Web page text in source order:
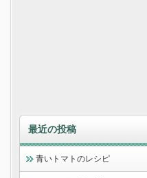
最近の投稿
青いトマトのレシピ